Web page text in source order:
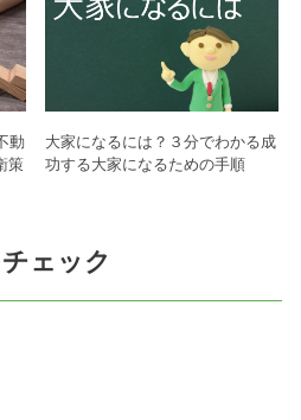
動
策
大家になるには？３分でわかる成
功する大家になるための手順
ェック